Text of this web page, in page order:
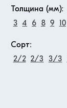
Толщина (мм):
3
4 6 8 9 10
Сорт:
2/2 2/3 3/3